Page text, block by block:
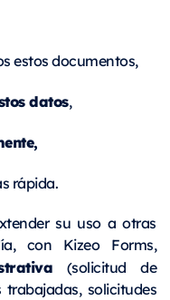
estos documentos,
datos,
rápida.
su uso a otras
con Kizeo Forms,
(solicitud de
solicitudes